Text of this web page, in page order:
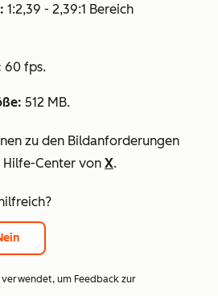
1:2,39 - 2,39:1 Bereich
60 fps.
512 MB.
zu den Bildanforderungen
Hilfe-Center von X.
verwendet, um Feedback zur